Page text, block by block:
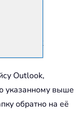
Outlook,
указанному выше
обратно на её